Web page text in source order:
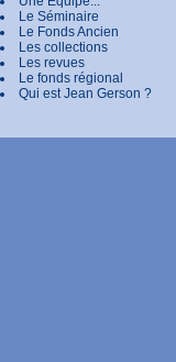
Le Séminaire
Le Fonds Ancien
Les collections
Les revues
Le fonds régional
Qui est Jean Gerson ?